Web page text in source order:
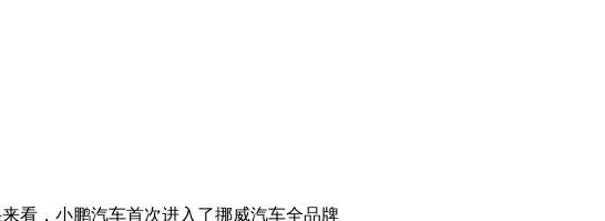
看，小鹏汽车首次进入了挪威汽车全品牌